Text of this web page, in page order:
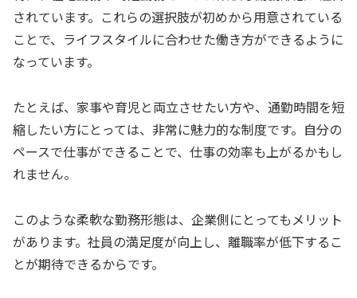
されています。これらの選択肢が初めから用意されている
ことで、ライフスタイルに合わせた働き方ができるように
なっています。
たとえば、家事や育児と両立させたい方や、通勤時間を短
縮したい方にとっては、非常に魅力的な制度です。自分の
ペースで仕事ができることで、仕事の効率も上がるかもし
れません。
このような柔軟な勤務形態は、企業側にとってもメリット
があります。社員の満足度が向上し、離職率が低下するこ
とが期待できるからです。